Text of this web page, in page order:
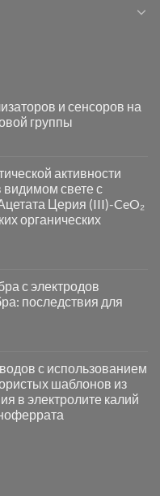
и сенсоров на
группы
активности
свете с
Церия (III)-CeO₂
органических
с электродов
последствия для
с использованием
шаблонов из
в электролите калий